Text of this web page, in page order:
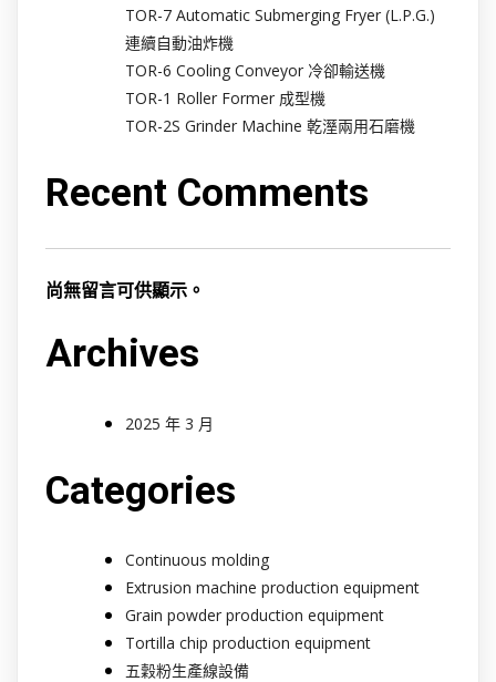
TOR-7 Automatic Submerging Fryer (L.P.G.)
連續自動油炸機
TOR-6 Cooling Conveyor 冷卻輸送機
TOR-1 Roller Former 成型機
TOR-2S Grinder Machine 乾溼兩用石磨機
Recent Comments
尚無留言可供顯示。
Archives
2025 年 3 月
Categories
Continuous molding
Extrusion machine production equipment
Grain powder production equipment
Tortilla chip production equipment
五穀粉生產線設備